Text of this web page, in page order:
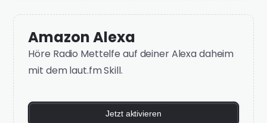
Amazon Alexa
Höre Radio Mettelfe auf deiner Alexa daheim
mit dem laut.fm Skill.
Jetzt aktivieren